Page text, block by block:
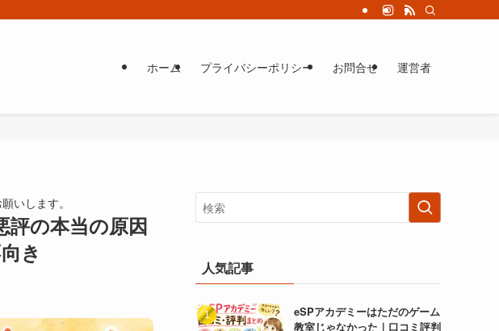
ホーム プライバシーポリシー お問合せ 運営者
いします。
評の本当の原因
き
人気記事
eSPアカデミーはただのゲーム
教室じゃなかった｜口コミ評判